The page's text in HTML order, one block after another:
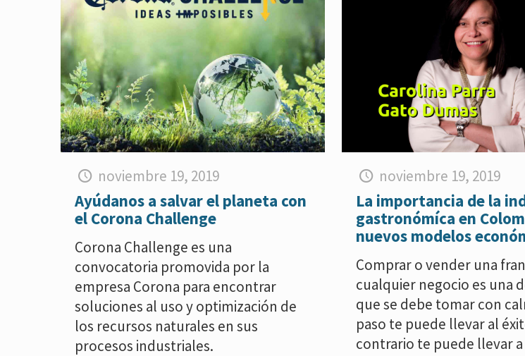
noviembre 19, 2019
Ayúdanos a salvar el planeta con
el Corona Challenge
Corona Challenge es una
convocatoria promovida por la
empresa Corona para encontrar
soluciones al uso y optimización de
los recursos naturales en sus
procesos industriales.
noviembre 19, 2019
La importancia de la
gastronómíca en
nuevos modelos
Comprar o vender una
cualquier negocio es una
que se debe tomar con
paso te puede llevar al
contrario te puede llevar